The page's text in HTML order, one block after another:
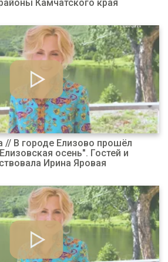
Камчатского края
// В городе Елизово прошёл
осень". Гостей и
Ирина Яровая